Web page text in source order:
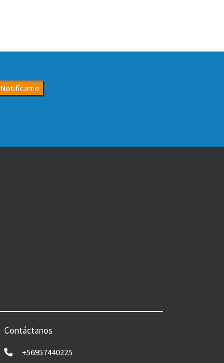
Notifícame
Contáctanos
+56957440225